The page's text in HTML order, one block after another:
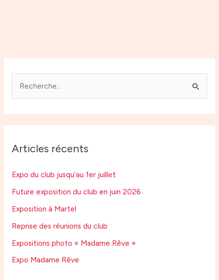
e
c
h
e
r
:
Articles récents
Expo du club jusqu’au 1er juillet
Future exposition du club en juin 2026
Exposition à Martel
Reprise des réunions du club
Expositions photo « Madame Rêve »
Expo Madame Rêve